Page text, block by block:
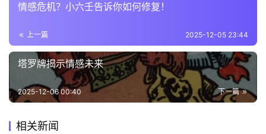
情感危机？小六壬告诉你如何修复！
上一篇 2025-12-05 23:44
塔罗牌揭示情感未来
下一篇
2025-12-06 00:40
相关新闻